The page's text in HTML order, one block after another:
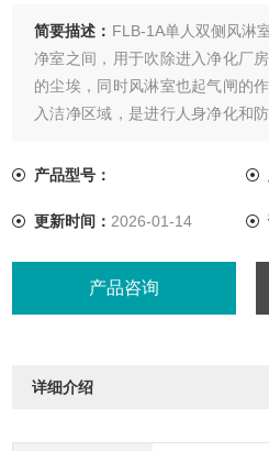
简要描述： FLB-1A单人双侧风淋
净室之间，用于吹除进入净化厂
的尘埃，同时风淋室也起气闸的
入洁净区域，是进行人身净化和
产品型号：
更新时间： 2026-01-14
产品咨询
详细介绍